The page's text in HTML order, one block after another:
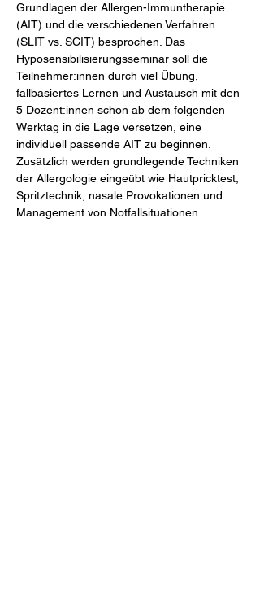
Grundlagen der Allergen-Immuntherapie
(AIT) und die verschiedenen Verfahren
(SLIT vs. SCIT) besprochen. Das
Hyposensibilisierungsseminar soll die
Teilnehmer:innen durch viel Übung,
fallbasiertes Lernen und Austausch mit den
5 Dozent:innen schon ab dem folgenden
Werktag in die Lage versetzen, eine
individuell passende AIT zu beginnen.
Zusätzlich werden grundlegende Techniken
der Allergologie eingeübt wie Hautpricktest,
Spritztechnik, nasale Provokationen und
Management von Notfallsituationen.